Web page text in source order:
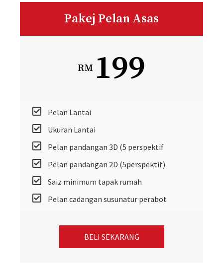
Pakej Pelan Asas
RM 199
Pelan Lantai
Ukuran Lantai
Pelan pandangan 3D (5 perspektif
Pelan pandangan 2D (5perspektif)
Saiz minimum tapak rumah
Pelan cadangan susunatur perabot
BELI SEKARANG